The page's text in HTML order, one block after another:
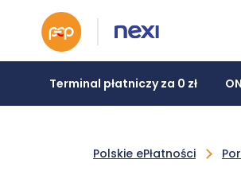
Terminal płatniczy za 0 zł
Polskie ePłatności